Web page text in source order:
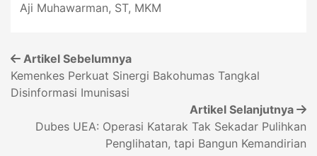
Aji Muhawarman, ST, MKM
Artikel Sebelumnya
Kemenkes Perkuat Sinergi Bakohumas Tangkal
Disinformasi Imunisasi
Artikel Selanjutnya
Dubes UEA: Operasi Katarak Tak Sekadar Pulihkan
Penglihatan, tapi Bangun Kemandirian